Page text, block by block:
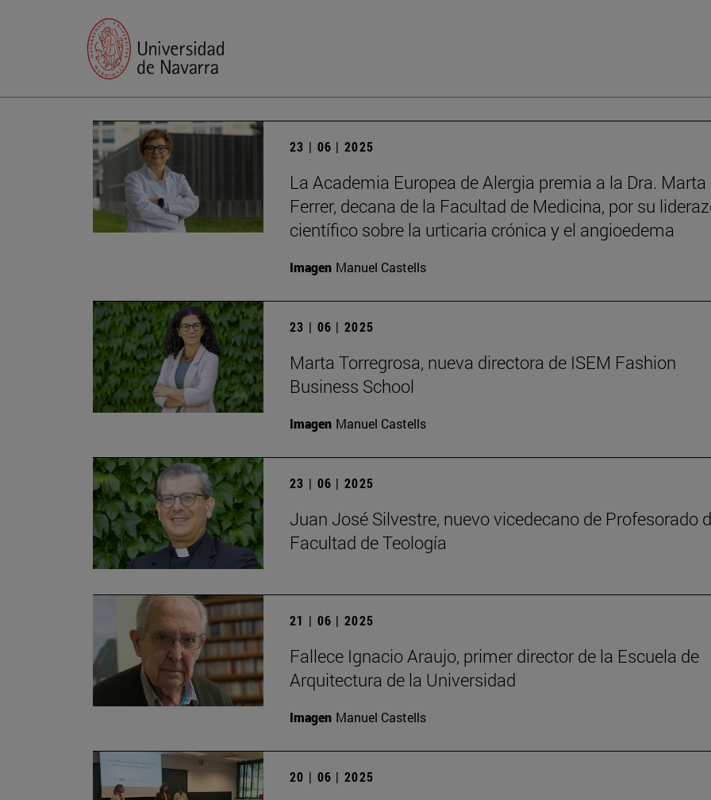
23 | 06 | 2025
La Academia Europea de Alergia premia a la Dra. Marta
Ferrer, decana de la Facultad de Medicina, por su
científico sobre la urticaria crónica y el angioedema
Imagen Manuel Castells
23 | 06 | 2025
Marta Torregrosa, nueva directora de ISEM Fashion
Business School
Imagen Manuel Castells
23 | 06 | 2025
Juan José Silvestre, nuevo vicedecano de Profesorado
Facultad de Teología
21 | 06 | 2025
Fallece Ignacio Araujo, primer director de la Escuela de
Arquitectura de la Universidad
Imagen Manuel Castells
20 | 06 | 2025